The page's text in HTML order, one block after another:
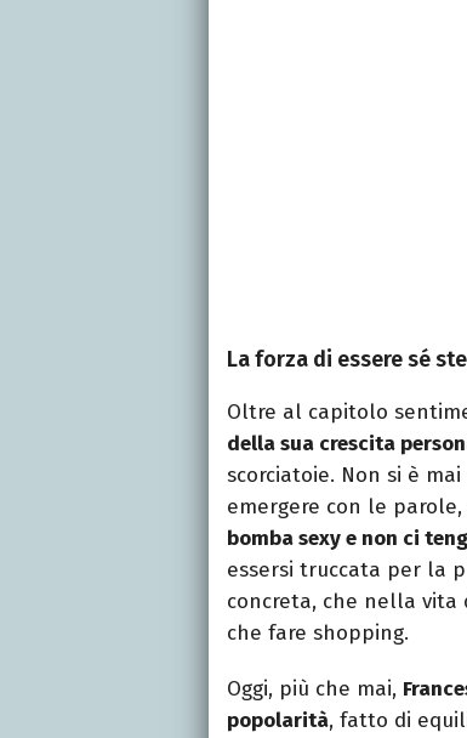
La forza di essere sé
Oltre al capitolo
della sua crescita
scorciatoie. Non si è
emergere con le
bomba sexy e non ci
essersi truccata per la
concreta, che nella
che fare shopping.
Oggi, più che mai,
popolarità, fatto di